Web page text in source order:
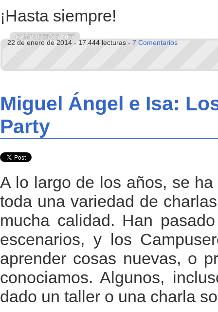
¡Hasta siempre!
22 de enero de 2014 - 17.444 lecturas - 7 Comentarios
Miguel Ángel e Isa:
Party
A lo largo de los años, se
toda una variedad de
mucha calidad. Han
escenarios, y los
aprender cosas nuevas, o
conociamos. Algunos,
dado un taller o una charla